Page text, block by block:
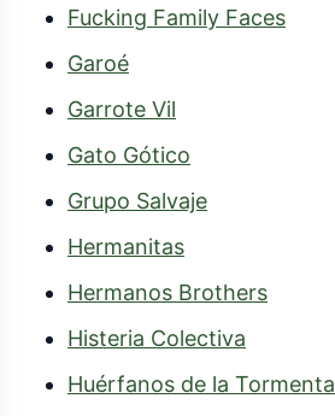
Fucking Family Faces
Garoé
Garrote Vil
Gato Gótico
Grupo Salvaje
Hermanitas
Hermanos Brothers
Histeria Colectiva
Huérfanos de la Tormenta